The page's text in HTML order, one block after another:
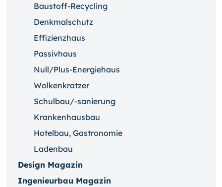
Baustoff-Recycling
Denkmalschutz
Effizienzhaus
Passivhaus
Null/Plus-Energiehaus
Wolkenkratzer
Schulbau/-sanierung
Krankenhausbau
Hotelbau, Gastronomie
Ladenbau
Design Magazin
Ingenieurbau Magazin